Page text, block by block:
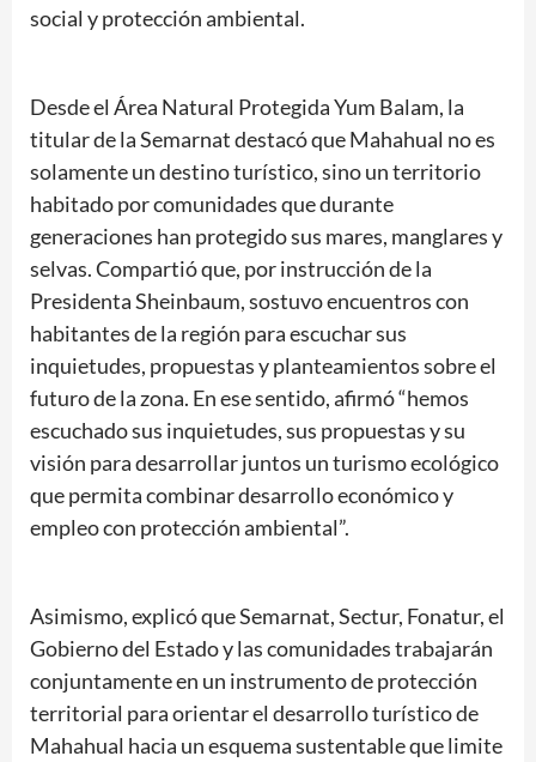
social y protección ambiental.
Desde el Área Natural Protegida Yum Balam, la
titular de la Semarnat destacó que Mahahual no es
solamente un destino turístico, sino un territorio
habitado por comunidades que durante
generaciones han protegido sus mares, manglares y
selvas. Compartió que, por instrucción de la
Presidenta Sheinbaum, sostuvo encuentros con
habitantes de la región para escuchar sus
inquietudes, propuestas y planteamientos sobre el
futuro de la zona. En ese sentido, afirmó “hemos
escuchado sus inquietudes, sus propuestas y su
visión para desarrollar juntos un turismo ecológico
que permita combinar desarrollo económico y
empleo con protección ambiental”.
Asimismo, explicó que Semarnat, Sectur, Fonatur, el
Gobierno del Estado y las comunidades trabajarán
conjuntamente en un instrumento de protección
territorial para orientar el desarrollo turístico de
Mahahual hacia un esquema sustentable que limite